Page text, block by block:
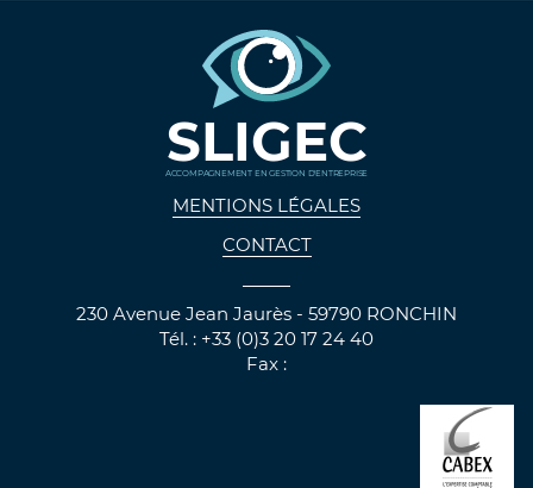
SLIGEC
ACCOMPAGNEMENT EN GESTION D'ENTREPRISE
MENTIONS LÉGALES
CONTACT
230 Avenue Jean Jaurès - 59790 RONCHIN
Tél. : +33 (0)3 20 17 24 40
Fax :